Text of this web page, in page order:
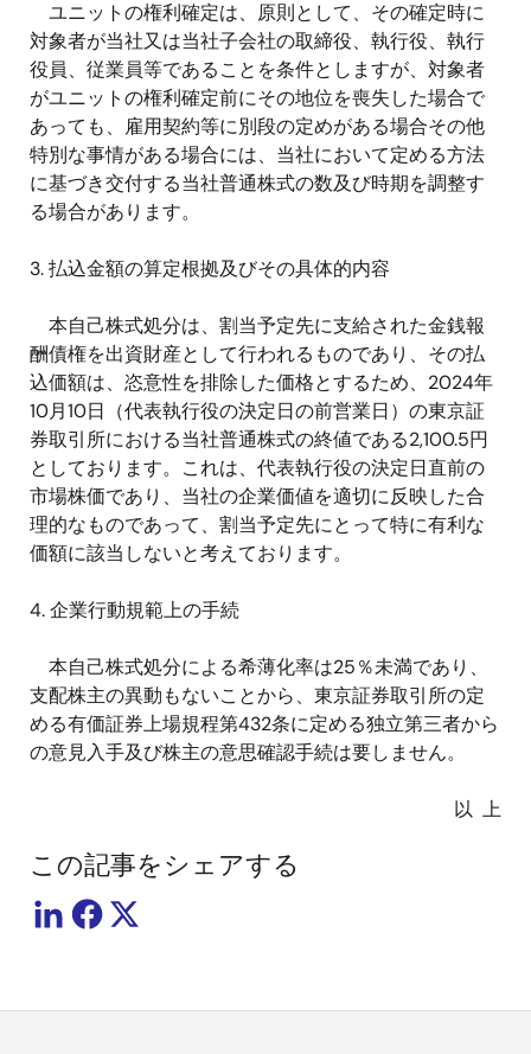
ユニットの権利確定は、原則として、その確定時に
対象者が当社又は当社子会社の取締役、執行役、執行
役員、従業員等であることを条件としますが、対象者
がユニットの権利確定前にその地位を喪失した場合で
あっても、雇用契約等に別段の定めがある場合その他
特別な事情がある場合には、当社において定める方法
に基づき交付する当社普通株式の数及び時期を調整す
る場合があります。
3.払込金額の算定根拠及びその具体的内容
本自己株式処分は、割当予定先に支給された金銭報
酬債権を出資財産として行われるものであり、その払
込価額は、恣意性を排除した価格とするため、 2024年
10月10日（代表執行役の決定日の前営業日）の東京証
券取引所における当社普通株式の終値である2,100.5円
としております。これは、代表執行役の決定日直前の
市場株価であり、当社の企業価値を適切に反映した合
理的なものであって、割当予定先にとって特に有利な
価額に該当しないと考えております。
4.企業行動規範上の手続
本自己株式処分による希薄化率は25％未満であり、
支配株主の異動もないことから、東京証券取引所の定
める有価証券上場規程第432条に定める独立第三者から
の意見入手及び株主の意思確認手続は要しません。
以 上
この記事をシェアする